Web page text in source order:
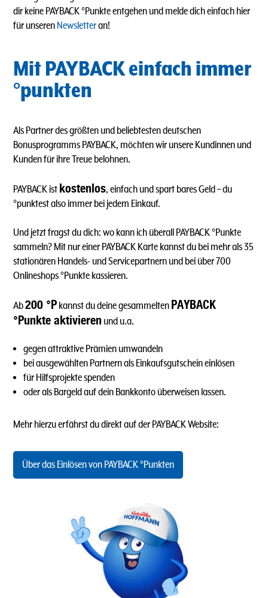
dir keine PAYBACK °Punkte entgehen und melde dich einfach hier
für unseren Newsletteran!
Mit PAYBACK einfach immer
°punkten
Als Partner des größten und beliebtesten deutschen
Bonusprogramms PAYBACK, möchten wir unsere Kundinnen und
Kunden für ihre Treue belohnen.
PAYBACK ist kostenlos, einfach und spart bares Geld – du
°punktest also immer bei jedem Einkauf.
Und jetzt fragst du dich: wo kann ich überall PAYBACK °Punkte
sammeln? Mit nur einer PAYBACK Karte kannst du bei mehr als 35
stationären Handels- und Servicepartnern und bei über 700
Onlineshops °Punkte kassieren.
Ab200 °P kannst du deine gesammelten PAYBACK
°Punkte aktivieren und u.a.
gegen attraktive Prämien umwandeln
bei ausgewählten Partnern als Einkaufsgutschein einlösen
für Hilfsprojekte spenden
oder als Bargeld auf dein Bankkonto überweisen lassen.
Mehr hierzu erfährst du direkt auf der PAYBACK Website:
Über das Einlösen von PAYBACK °Punkten